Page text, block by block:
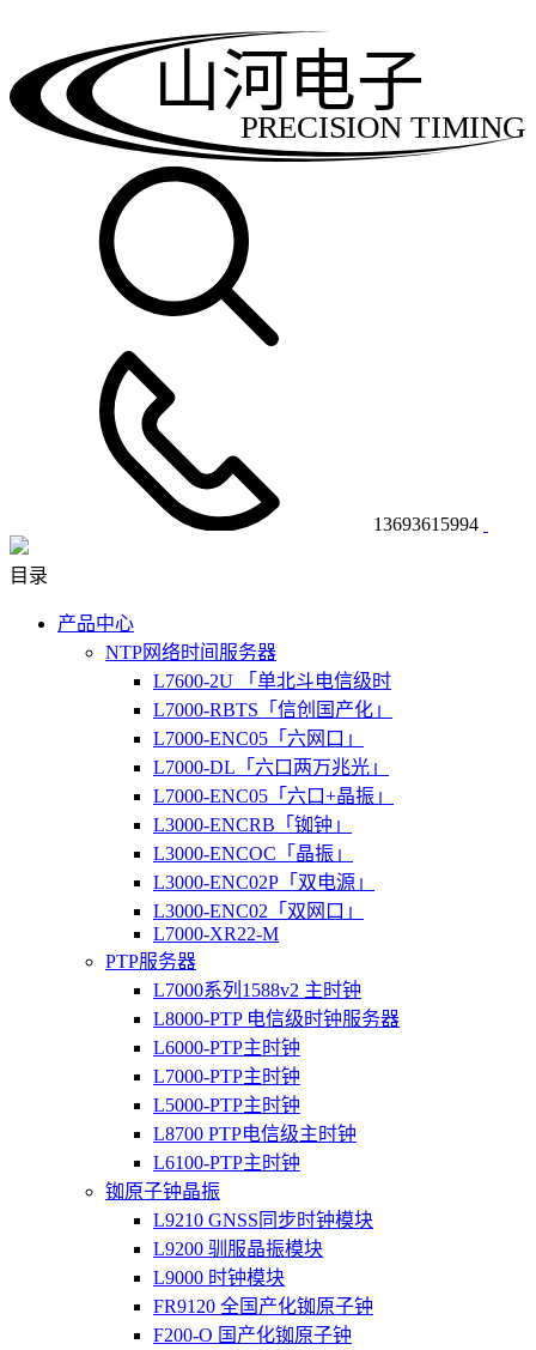
PRECISION TIMING
山河电子
13693615994
目录
产品中心
NTP网络时间服务器
L7600-2U 「单北斗电信级时
L7000-RBTS「信创国产化」
L7000-ENC05「六网口」
L7000-DL「六口两万兆光」
L7000-ENC05「六口+晶振」
L3000-ENCRB「铷钟」
L3000-ENCOC「晶振」
L3000-ENC02P「双电源」
L3000-ENC02「双网口」
L7000-XR22-M
PTP服务器
L7000系列1588v2 主时钟
L8000-PTP 电信级时钟服务器
L6000-PTP主时钟
L7000-PTP主时钟
L5000-PTP主时钟
L8700 PTP电信级主时钟
L6100-PTP主时钟
铷原子钟晶振
L9210 GNSS同步时钟模块
L9200 驯服晶振模块
L9000 时钟模块
FR9120 全国产化铷原子钟
F200-O 国产化铷原子钟